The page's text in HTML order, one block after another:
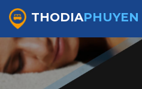
THODIAPHUYEN
TOP Thẩm Mỹ Viện Tại Phú